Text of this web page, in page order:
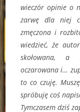
wieczór opinie o
zarwę dla niej
zmęczona i
wiedzieć, że
skołowana, a
oczarowana i…
to co czuję.
spróbuję coś
Tymczasem dziś